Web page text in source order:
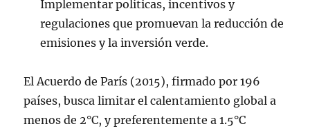
Implementar políticas, incentivos y
regulaciones que promuevan la reducción de
emisiones y la inversión verde.
El Acuerdo de París (2015), firmado por 196
países, busca limitar el calentamiento global a
menos de 2°C, y preferentemente a 1.5°C